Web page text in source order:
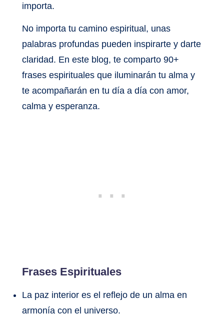
importa.
No importa tu camino espiritual, unas
palabras profundas pueden inspirarte y darte
claridad. En este blog, te comparto 90+
frases espirituales que iluminarán tu alma y
te acompañarán en tu día a día con amor,
calma y esperanza.
Frases Espirituales
La paz interior es el reflejo de un alma en
armonía con el universo.